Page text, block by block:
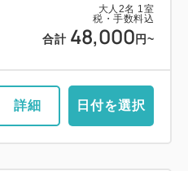
大人 2名 1室
税・手数料込
合計 48,000 円~
詳細 日付を選択